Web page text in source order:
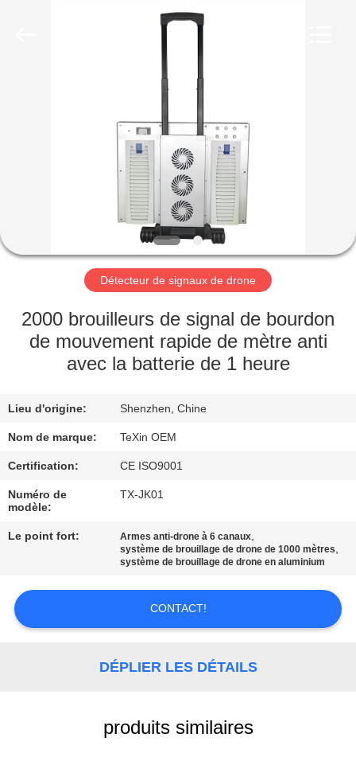
DE
NOUS
VISITE
D'USINE
DE
QUALITÉ
CONTACTEZ-
NOUS
NOUVELLES
BLOGUE
DEMANDEZ
CITATION
Détecteur de signaux de drone
2000 brouilleurs de signal de bourdon
de mouvement rapide de mètre anti
avec la batterie de 1 heure
Lieu d'origine: Shenzhen, Chine
Nom de marque: TeXin OEM
Certification: CE ISO9001
Numéro de
modèle:
TX-JK01
Le point fort: Armes anti-drone à 6 canaux,
système de brouillage de drone de 1000 mètres,
système de brouillage de drone en aluminium
CONTACT!
DÉPLIER LES DÉTAILS
produits similaires